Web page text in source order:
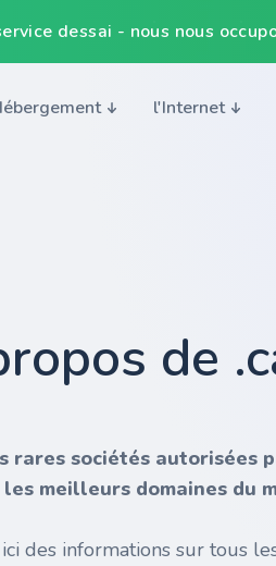
dessai - nous nous
l'Internet
de
rares sociétés autorisées
meilleurs domaines du
des informations sur tous